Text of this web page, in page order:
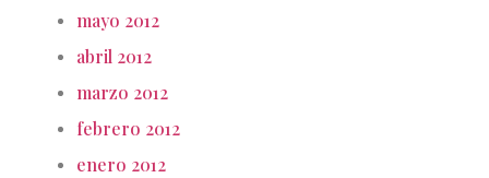
mayo 2012
abril 2012
marzo 2012
febrero 2012
enero 2012